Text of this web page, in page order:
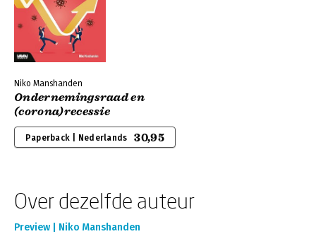
Niko Manshanden
Ondernemingsraad en
(corona)recessie
Paperback | Nederlands 30,95
Over dezelfde auteur
Preview | Niko Manshanden